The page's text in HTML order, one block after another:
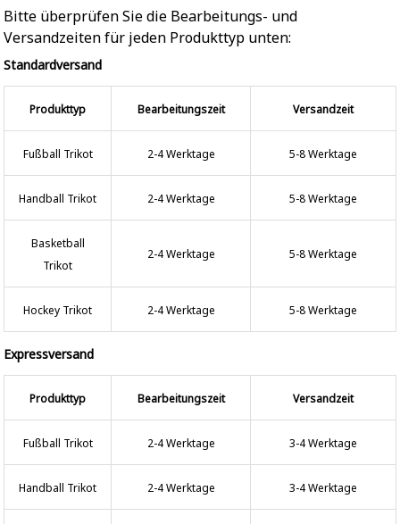
Bitte überprüfen Sie die Bearbeitungs- und
Versandzeiten für jeden Produkttyp unten:
Standardversand
Produkttyp Bearbeitungszeit Versandzeit
Fußball Trikot 2-4 Werktage 5-8 Werktage
Handball Trikot 2-4 Werktage 5-8 Werktage
Basketball
Trikot
2-4 Werktage 5-8 Werktage
Hockey Trikot 2-4 Werktage 5-8 Werktage
Expressversand
Produkttyp Bearbeitungszeit Versandzeit
Fußball Trikot 2-4 Werktage 3-4 Werktage
Handball Trikot 2-4 Werktage 3-4 Werktage